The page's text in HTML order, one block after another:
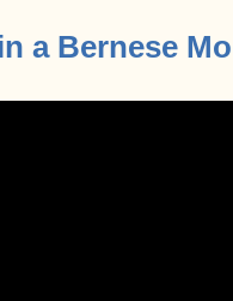
a Bernese